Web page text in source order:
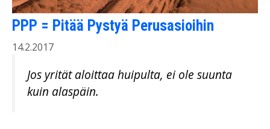
PPP = Pitää Pystyä Perusasioihin
14.2.2017
Jos yrität aloittaa huipulta, ei ole suunta
kuin alaspäin.